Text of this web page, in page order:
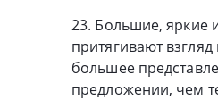
23. Большие, яркие
притягивают
большее
предложении, чем